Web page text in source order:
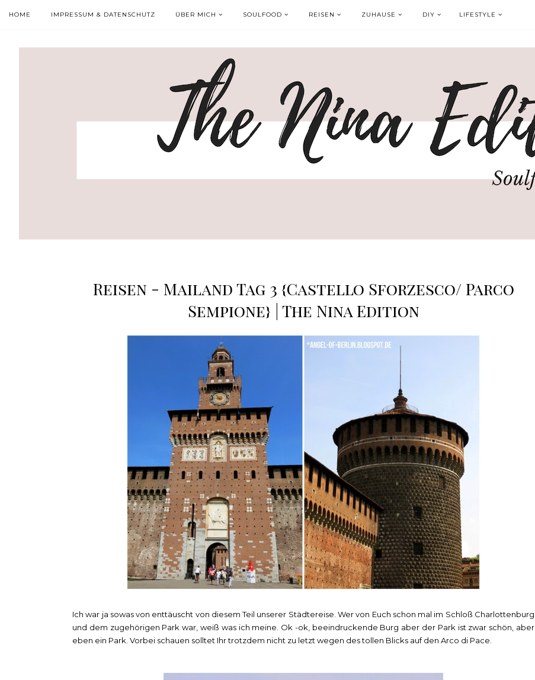
HOME IMPRESSUM & DATENSCHUTZ ÜBER MICH SOULFOOD REISEN ZUHAUSE DIY LIFESTYLE
Reisen - Mailand Tag 3 {Castello Sforzesco/ Parco
Sempione} | The Nina Edition
Ich war ja sowas von enttäuscht von diesem Teil unserer Städtereise. Wer von Euch schon mal im Schloß Charlottenburg
und dem zugehörigen Park war, weiß was ich meine. Ok -ok, beeindruckende Burg aber der Park ist zwar schön, aber
eben ein Park. Vorbei schauen solltet Ihr trotzdem nicht zu letzt wegen des tollen Blicks auf den Arco di Pace.